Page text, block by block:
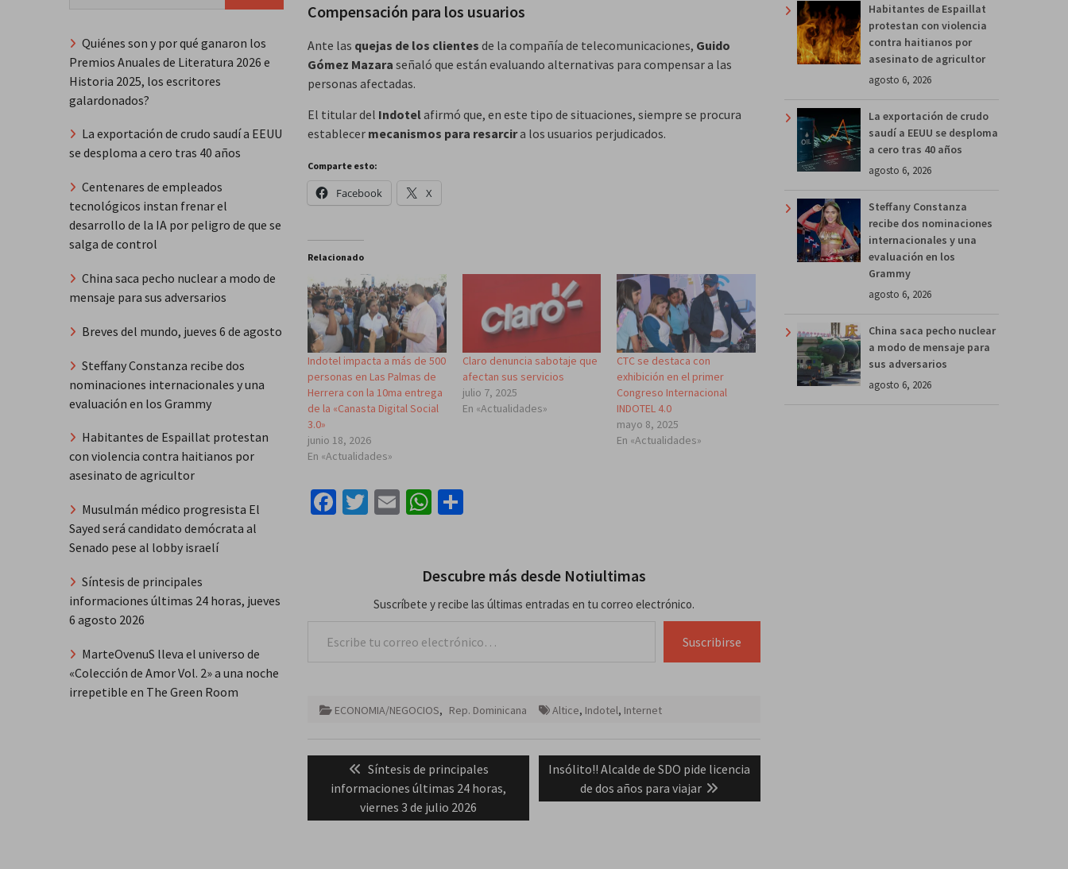
Compensación para los usuarios
Ante las quejas de los clientes de la compañía de telecomunicaciones, Guido
Gómez Mazara señaló que están evaluando alternativas para compensar a las
personas afectadas.
El titular del Indotel afirmó que, en este tipo de situaciones, siempre se procura
establecer mecanismos para resarcira los usuarios perjudicados.
Comparte esto:
Facebook X
Relacionado
Indotel impacta a más de 500
personas en Las Palmas de
Herrera con la 10ma entrega
de la «Canasta Digital Social
3.0»
junio 18, 2026
En «Actualidades»
Claro denuncia sabotaje que
afectan sus servicios
julio 7, 2025
En «Actualidades»
CTC se destaca con
exhibición en el primer
Congreso Internacional
INDOTEL 4.0
mayo 8, 2025
En «Actualidades»
Facebook
Twitter
EmailWhatsApp
Descubre más desde Notiultimas
Suscríbete y recibe las últimas entradas en tu correo electrónico.
Suscribirse
ECONOMIA/NEGOCIOS, Rep. Dominicana Altice, Indotel, Internet
Navegación
entradas
Previous
post:
Síntesis de principales
informaciones últimas 24 horas,
viernes 3 de julio 2026
Next
Insólito!! Alcalde de SDO pide licencia
de dos años para viajar
Habitantes de Espaillat
protestan con violencia
contra haitianos por
asesinato de agricultor
agosto 6, 2026
La exportación de crudo
saudí a EEUU se desploma
a cero tras 40 años
agosto 6, 2026
Steffany Constanza
recibe dos nominaciones
internacionales y una
evaluación en los
Grammy
agosto 6, 2026
China saca pecho nuclear
a modo de mensaje para
sus adversarios
agosto 6, 2026
Quiénes son y por qué ganaron los
Premios Anuales de Literatura 2026 e
Historia 2025, los escritores
galardonados?
La exportación de crudo saudí a EEUU
se desploma a cero tras 40 años
Centenares de empleados
tecnológicos instan frenar el
desarrollo de la IA por peligro de que se
salga de control
China saca pecho nuclear a modo de
mensaje para sus adversarios
Breves del mundo, jueves 6 de agosto
Steffany Constanza recibe dos
nominaciones internacionales y una
evaluación en los Grammy
Habitantes de Espaillat protestan
con violencia contra haitianos por
asesinato de agricultor
Musulmán médico progresista El
Sayed será candidato demócrata al
Senado pese al lobby israelí
Síntesis de principales
informaciones últimas 24 horas, jueves
6 agosto 2026
MarteOvenuS lleva el universo de
«Colección de Amor Vol. 2» a una noche
irrepetible en The Green Room